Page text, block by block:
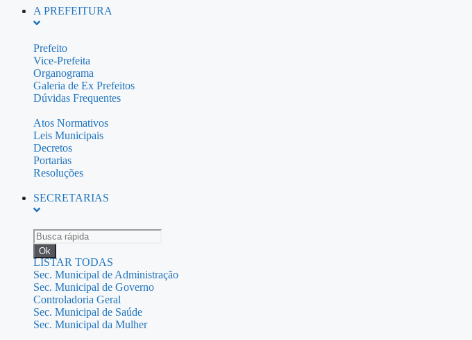
A PREFEITURA
Prefeito
Vice-Prefeita
Organograma
Galeria de Ex Prefeitos
Dúvidas Frequentes
Atos Normativos
Leis Municipais
Decretos
Portarias
Resoluções
SECRETARIAS
Ok
LISTAR TODAS
Sec. Municipal de Administração
Sec. Municipal de Governo
Controladoria Geral
Sec. Municipal de Saúde
Sec. Municipal da Mulher